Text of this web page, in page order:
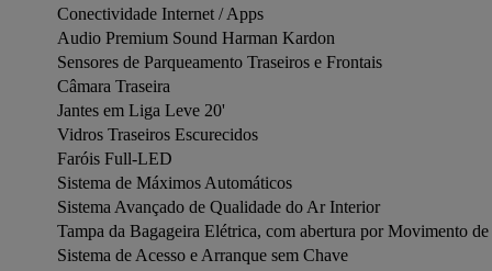
Conectividade Internet / Apps
Audio Premium Sound Harman Kardon
Sensores de Parqueamento Traseiros e Frontais
Câmara Traseira
Jantes em Liga Leve 20'
Vidros Traseiros Escurecidos
Faróis Full-LED
Sistema de Máximos Automáticos
Sistema Avançado de Qualidade do Ar Interior
Tampa da Bagageira Elétrica, com abertura por Movimento de
Sistema de Acesso e Arranque sem Chave